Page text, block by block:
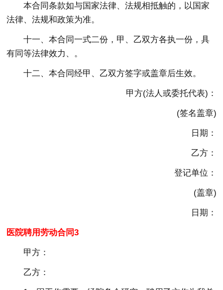
本合同条款如与国家法律、法规相抵触的，以国家
法律、法规和政策为准。
十一、本合同一式二份，甲、乙双方各执一份，具
有同等法律效力、。
十二、本合同经甲、乙双方签字或盖章后生效。
甲方(法人或委托代表)：
(签名盖章)
日期：
乙方：
登记单位：
(盖章)
日期：
医院聘用劳动合同3
甲方：
乙方：